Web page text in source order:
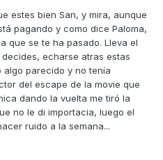
estes bien San, y mira, aunque
pagando y como dice Paloma,
que se te ha pasado. Lleva el
echarse atras estas
algo parecido y no tenía
del escape de la movie que
dando la vuelta me tiró la
no le di importacia, luego el
ruido a la semana...